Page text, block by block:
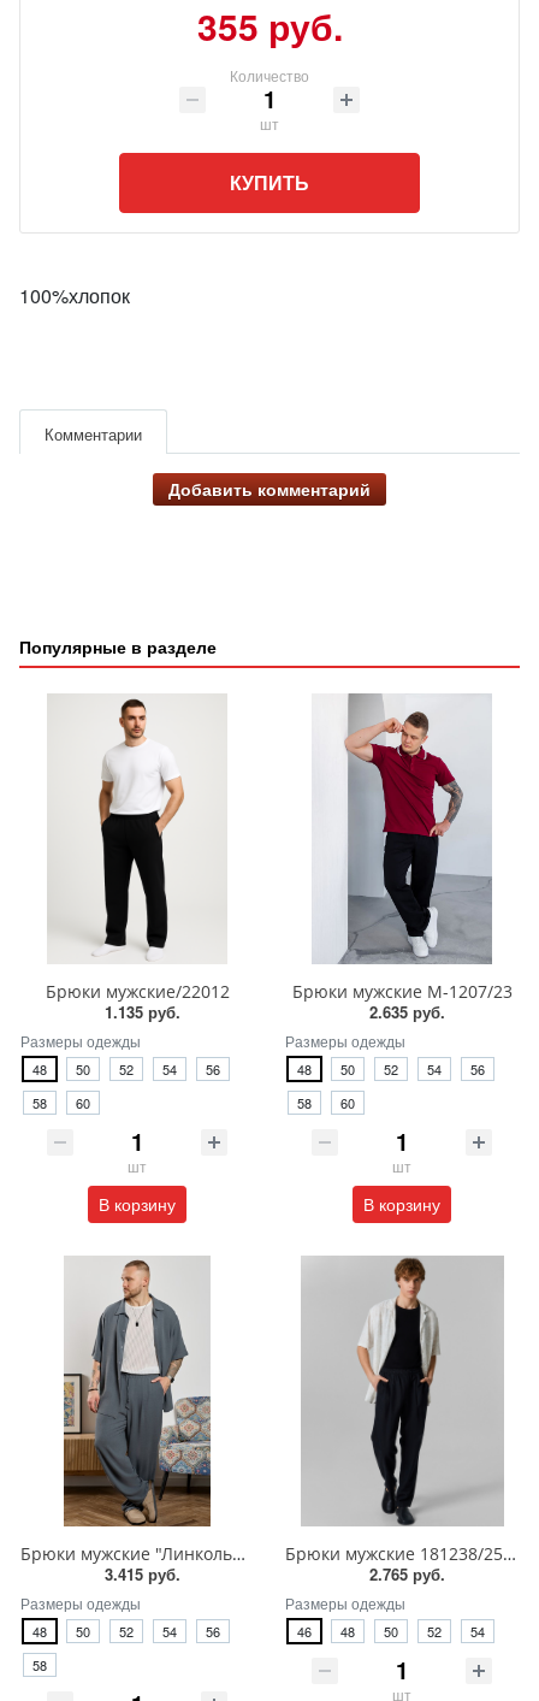
355 руб.
Количество
шт
КУПИТЬ
100%хлопок
Комментарии
Добавить комментарий
Популярные в разделе
Брюки мужские/22012
1.135 руб.
Размеры одежды
48 50 52 54
56
58
60
шт
В корзину
Брюки мужские М-1207/23
2.635 руб.
Размеры одежды
48 50 52 54
56
58
60
шт
В корзину
Брюки мужские "Линкольн-3"/БП-030
3.415 руб.
Размеры одежды
48 50 52 54
56
58
Брюки мужские 181238/25-5500Ц-9
2.765 руб.
Размеры одежды
46 48 50 52 54
шт